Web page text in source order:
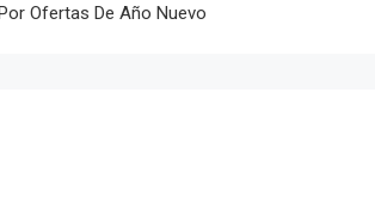
Ofertas De Año Nuevo